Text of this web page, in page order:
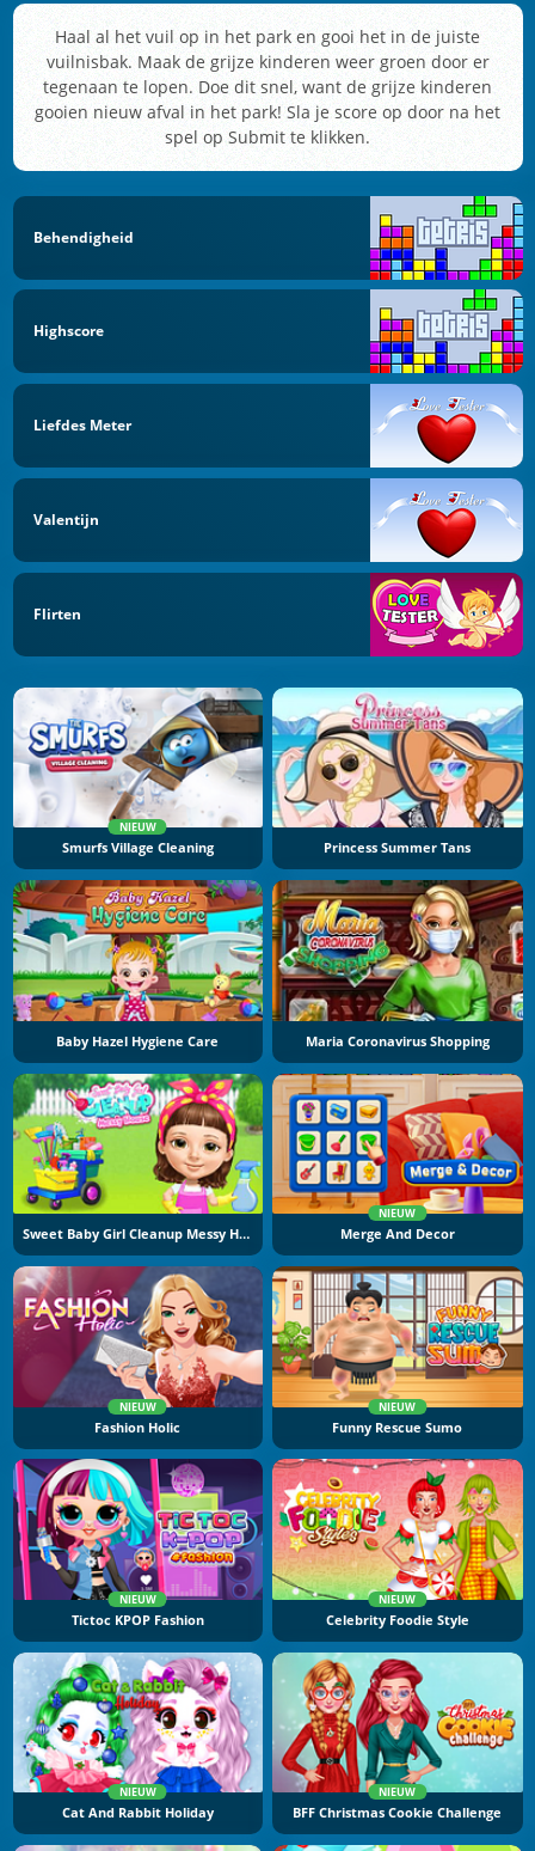
Haal al het vuil op in het park en gooi het in de juiste
vuilnisbak. Maak de grijze kinderen weer groen door er
tegenaan te lopen. Doe dit snel, want de grijze kinderen
gooien nieuw afval in het park! Sla je score op door na het
spel op Submit te klikken.
Behendigheid
Highscore
Liefdes Meter
Valentijn
Flirten
NIEUW
Smurfs Village Cleaning Princess Summer Tans
Baby Hazel Hygiene Care Maria Coronavirus Shopping
Sweet Baby Girl Cleanup Messy House
NIEUW
Merge And Decor
NIEUW
Fashion Holic
NIEUW
Funny Rescue Sumo
NIEUW
Tictoc KPOP Fashion
NIEUW
Celebrity Foodie Style
NIEUW
Cat And Rabbit Holiday
NIEUW
BFF Christmas Cookie Challenge